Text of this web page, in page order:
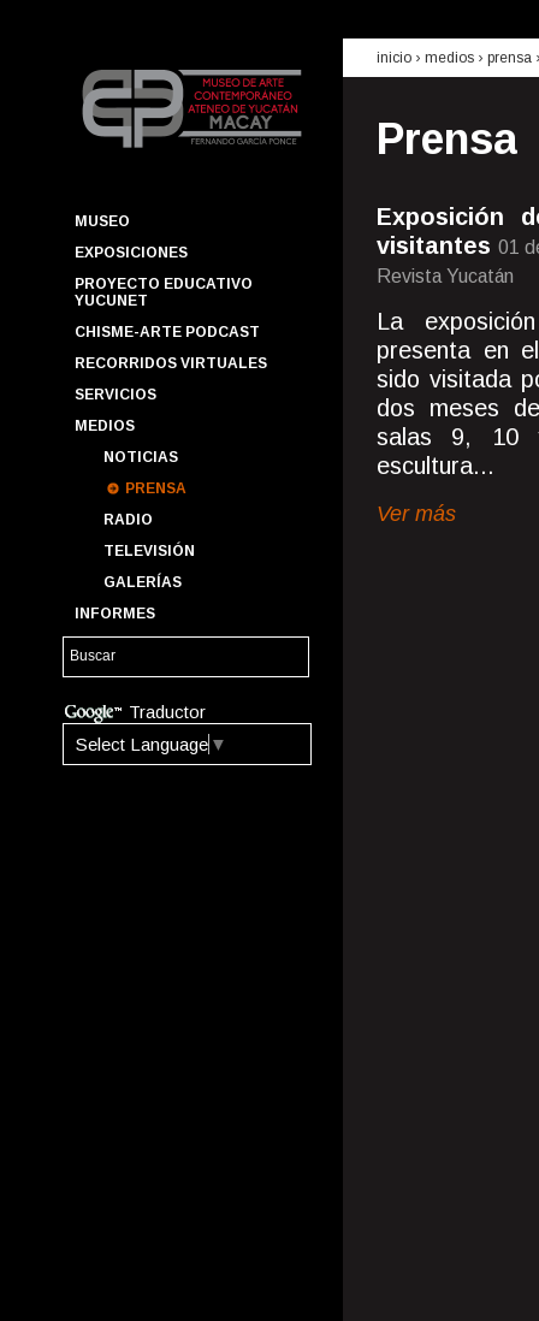
MUSEO
EXPOSICIONES
PROYECTO EDUCATIVO
YUCUNET
CHISME-ARTE PODCAST
RECORRIDOS VIRTUALES
SERVICIOS
MEDIOS
NOTICIAS
PRENSA
RADIO
TELEVISIÓN
GALERÍAS
INFORMES
Traductor
Select Language ▼
inicio › medios › prensa
Prensa
Exposición
visitantes 01
Revista Yucatán
La
presenta en
sido visitada
dos meses
salas 9, 10
escultura...
Ver más